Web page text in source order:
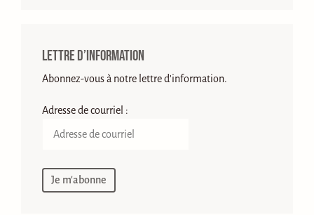
Lettre d’information
Abonnez-vous à notre lettre d'information.
Adresse de courriel :